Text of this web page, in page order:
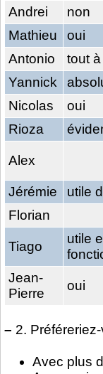
Andrei
non
Mathieu
oui
Antonio
tout
Yannick
Nicolas
oui
Rioza
Alex
Jérémie
utile
Florian
Tiago
utile
Jean-
Pierre
oui
– 2.
Avec plus